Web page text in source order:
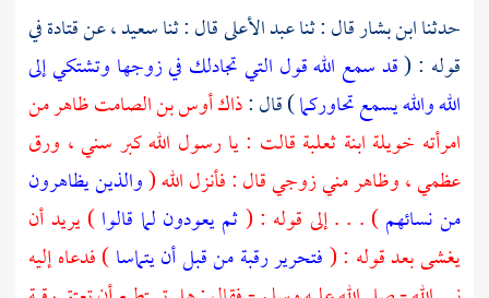
حدثناابن بشارقال : ثناعبد الأعلىقال : ثناسعيد، عنقتادةفي
قوله : (قد سمع الله قول التي تجادلك في زوجها وتشتكي إلى
الله والله يسمع تحاوركما) قال :ذاكأوس بن الصامتظاهر من
امرأته خويلة ابنة ثعلبة قالت : يا رسول الله كبر سني ، ورق
عظمي ، وظاهر مني زوجي قال : فأنزل الله (والذين يظاهرون
من نسائهم) . . . إلى قوله : (ثم يعودون لما قالوا) يريد أن
يغشى بعد قوله : (فتحرير رقبة من قبل أن يتماسا) فدعاه إليه